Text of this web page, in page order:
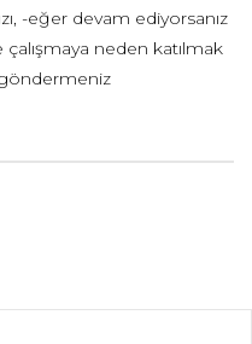
-eğer devam ediyorsanız
neden katılmak